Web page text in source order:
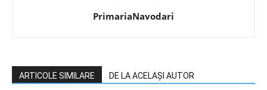
PrimariaNavodari
ARTICOLE SIMILARE DE LA ACELAȘI AUTOR